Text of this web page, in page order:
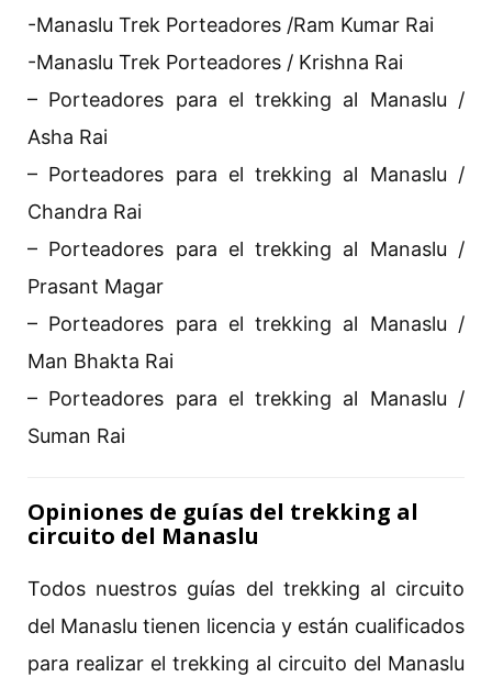
-Manaslu Trek Porteadores /Ram Kumar Rai
-Manaslu Trek Porteadores / Krishna Rai
– Porteadores para el trekking al Manaslu /
Asha Rai
– Porteadores para el trekking al Manaslu /
Chandra Rai
– Porteadores para el trekking al Manaslu /
Prasant Magar
– Porteadores para el trekking al Manaslu /
Man Bhakta Rai
– Porteadores para el trekking al Manaslu /
Suman Rai
Opiniones de guías del trekking al
circuito del Manaslu
Todos nuestros guías del trekking al circuito
del Manaslu tienen licencia y están cualificados
para realizar el trekking al circuito del Manaslu